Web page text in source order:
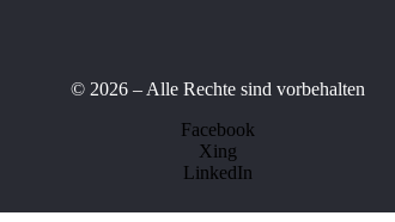
© 2026 – Alle Rechte sind vorbehalten
Facebook
Xing
LinkedIn